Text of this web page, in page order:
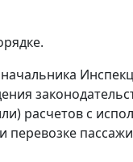
расчетов с
перевозке